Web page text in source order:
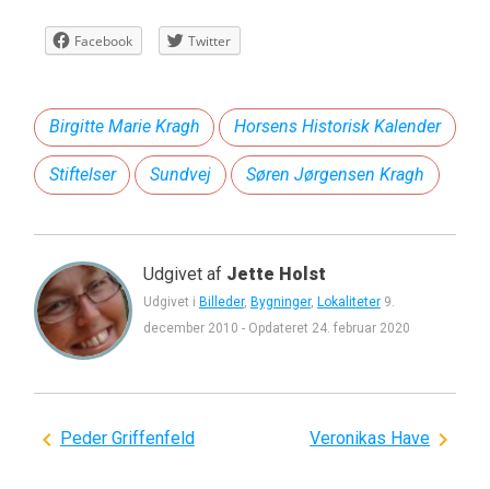
Facebook Twitter
Birgitte Marie Kragh Horsens Historisk Kalender
Stiftelser Sundvej Søren Jørgensen Kragh
Udgivet af Jette Holst
Udgivet i Billeder, Bygninger, Lokaliteter 9.
december 2010 - Opdateret 24. februar 2020
Indlægsnavigation
Peder Griffenfeld Veronikas Have